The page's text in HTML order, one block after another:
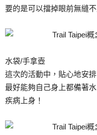
要的是可以擋掉眼前無縫
水袋/手拿壺
這次的活動中，貼心地安
最好能夠自己身上都備著
疾病上身！